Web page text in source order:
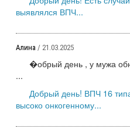
выявлялся ВПЧ...
Алина / 21.03.2025
�обрый день , у мужа
...
Добрый день! ВПЧ 16
высоко онкогенному...